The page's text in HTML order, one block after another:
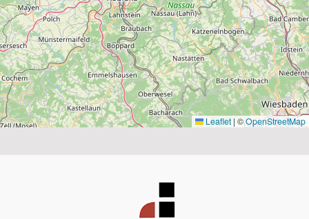
Leaflet | ©OpenStreetMap